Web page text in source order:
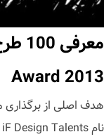
Award 2013